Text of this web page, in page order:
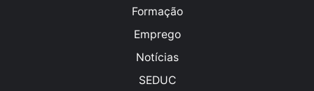
Formação
Emprego
Notícias
SEDUC